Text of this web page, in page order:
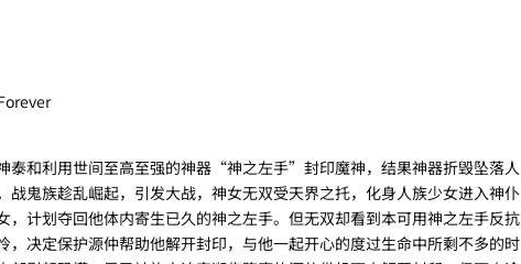
泰和利用世间至高至强的神器“神之左手”封印魔神，结果神器折毁坠落人
战鬼族趁乱崛起，引发大战，神女无双受天界之托，化身人族少女进入神仆
，计划夺回他体内寄生已久的神之左手。但无双却看到本可用神之左手反抗
，决定保护源仲帮助他解开封印，与他一起开心的度过生命中所剩不多的时